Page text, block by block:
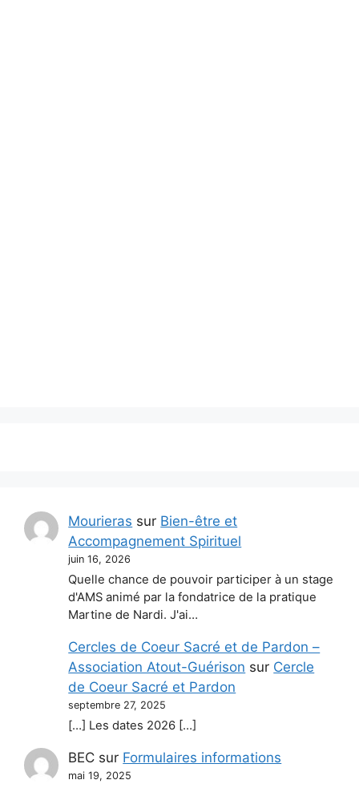
Mourieras sur Bien-être et
Accompagnement Spirituel
juin 16, 2026
Quelle chance de pouvoir participer à un stage
d'AMS animé par la fondatrice de la pratique
Martine de Nardi. J'ai…
Cercles de Coeur Sacré et de Pardon –
Association Atout-Guérison sur Cercle
de Coeur Sacré et Pardon
septembre 27, 2025
[…] Les dates 2026 […]
BEC sur Formulaires informations
mai 19, 2025